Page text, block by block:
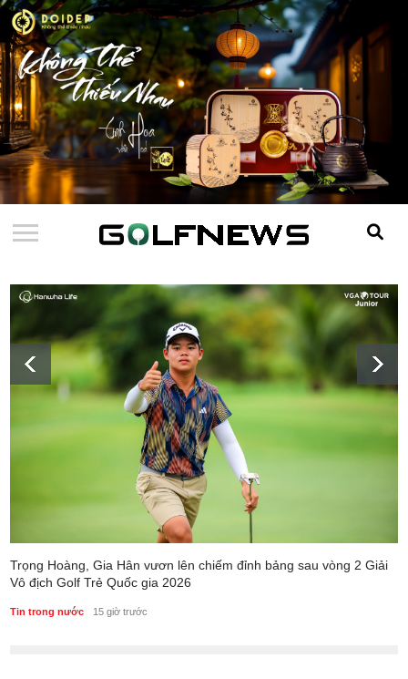
Trọng Hoàng, Gia Hân vươn lên chiếm đỉnh bảng sau vòng 2 Giải
Vô địch Golf Trẻ Quốc gia 2026
Tin trong nước 15 giờ trước